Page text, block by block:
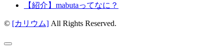
【紹介】mabutaってなに？
© [カリウム] All Rights Reserved.